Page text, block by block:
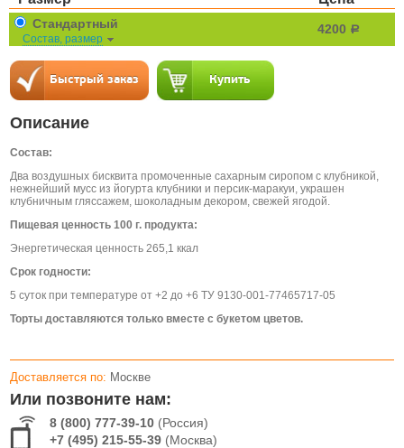
Стандартный
Состав, размер
4200 a
Описание
Состав:
Два воздушных бисквита промоченные сахарным сиропом с клубникой,
нежнейший мусс из йогурта клубники и персик-маракуи, украшен
клубничным гляссажем, шоколадным декором, свежей ягодой.
Пищевая ценность 100 г. продукта:
Энергетическая ценность 265,1 ккал
Срок годности:
5 суток при температуре от +2 до +6 ТУ 9130-001-77465717-05
Торты доставляются только вместе с букетом цветов.
Доставляется по: Москве
Или позвоните нам:
8 (800) 777-39-10 (Россия)
+7 (495) 215-55-39 (Москва)